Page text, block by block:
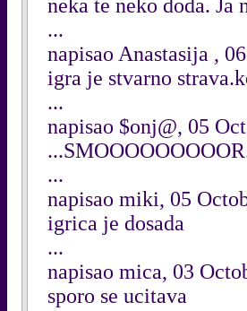
neka te neko doda. Ja
...
napisao Anastasija ,
igra je stvarno
...
napisao $onj@, 05
...
napisao miki, 05
igrica je dosada
...
napisao mica, 03
sporo se ucitava